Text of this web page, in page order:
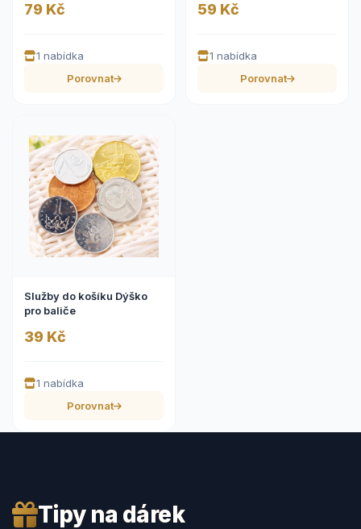
79 Kč
1 nabídka
Porovnat
59 Kč
1 nabídka
Porovnat
Služby do košíku Dýško
pro baliče
39 Kč
1 nabídka
Porovnat
Tipy na dárek